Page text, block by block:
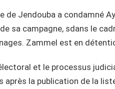
de Jendouba a condamné
sa campagne, sdans le
Zammel est en
et le processus
la publication de la